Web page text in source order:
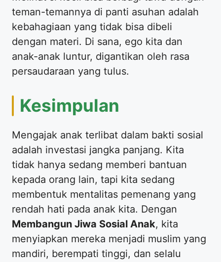
teman-temannya di panti asuhan adalah
kebahagiaan yang tidak bisa dibeli
dengan materi. Di sana, ego kita dan
anak-anak luntur, digantikan oleh rasa
persaudaraan yang tulus.
​Kesimpulan
​Mengajak anak terlibat dalam bakti sosial
adalah investasi jangka panjang. Kita
tidak hanya sedang memberi bantuan
kepada orang lain, tapi kita sedang
membentuk mentalitas pemenang yang
rendah hati pada anak kita. Dengan
Membangun Jiwa Sosial Anak, kita
menyiapkan mereka menjadi muslim yang
mandiri, berempati tinggi, dan selalu